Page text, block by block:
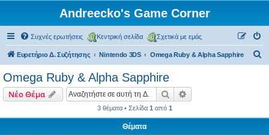
Andreecko's Game Corner
Συχνές ερωτήσεις Κεντρική σελίδα Σχετικά με εμάς
Ευρετήριο Δ. Συζήτησης Nintendo 3DS Omega Ruby & Alpha Sapphire
Omega Ruby & Alpha Sapphire
Νέο Θέμα Αναζήτηση
3 θέματα • Σελίδα 1 από 1
Θέματα